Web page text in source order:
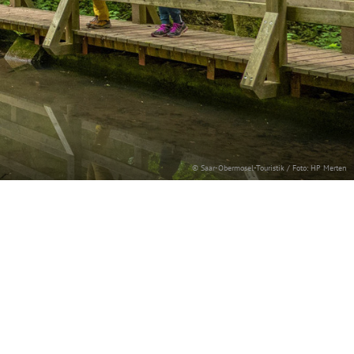
© Saar-Obermosel-Touristik / Foto: HP Merten